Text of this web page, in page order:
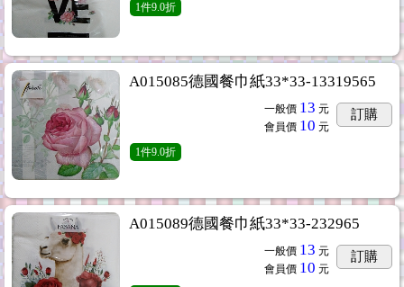
1件9.0折
A015085德國餐巾紙33*33-13319565
一般價 13 元
會員價 10 元
訂購
1件9.0折
A015089德國餐巾紙33*33-232965
一般價 13 元
會員價 10 元
訂購